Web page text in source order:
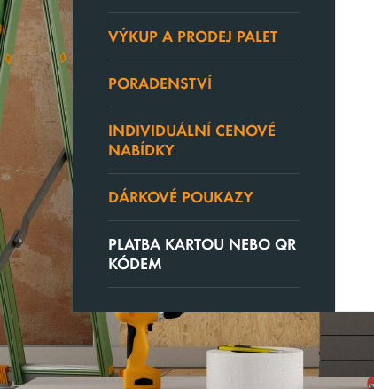
VÝKUP A PRODEJ PALET
PORADENSTVÍ
INDIVIDUÁLNÍ CENOVÉ
NABÍDKY
DÁRKOVÉ POUKAZY
PLATBA KARTOU NEBO QR
KÓDEM